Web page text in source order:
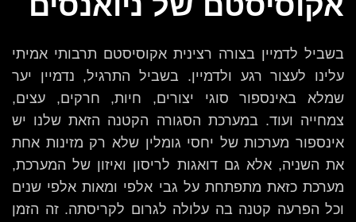
בשביל לדמיין בצורה רצינית אקוסיסטם תרבותי אמיתי
עלינו לעצור רגע ולדמיין. בשביל התרגיל, נדמיין יער
שמלא באינספור סוגי יצורים, חיות, חרקים, עצים,
צמחייה ועוד. במערכת הסגורה הקטנה הזאת שלנו יש
אינספור מערכות של יחסי גומלין שלא רק מזינות אחת
את השניה, אלא גם דואגות לריסון ואיזון של המערכת,
מערכת כזאת מתפתחת על גבי אלפי ומאות אלפי שנים
וכל הפרעה קטנה בה עלולה לגרום לקריסתה. זה הזמן